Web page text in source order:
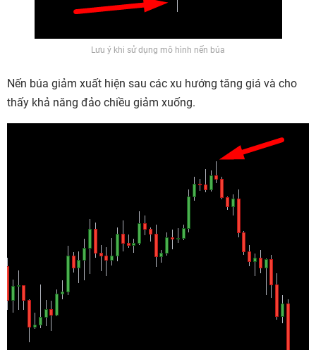
Lưu ý khi sử dụng mô hình nến búa
Nến búa giảm xuất hiện sau các xu hướng tăng giá và cho
thấy khả năng đảo chiều giảm xuống.